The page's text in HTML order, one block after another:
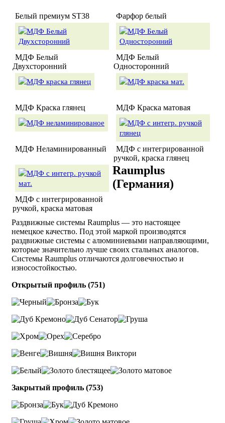
Белый премиум ST38 Фарфор белый
МДФ Белый
Двухсторонний
МДФ Белый
Односторонний
МДФ Краска глянец МДФ Краска матовая
МДФ Неламинированный
МДФ с интегрированной
ручкой, краска глянец
МДФ с интегрированной
ручкой, краска матовая
Raumplus
(Германия)
Раздвижные системы Raumplus — это настоящее
немецкое качество. Под этой маркой производятся
раздвижные системы с алюминиевыми направляющими,
которые значительно лучше своих стальных аналогов.
Системы Raumplus отличаются долговечностью и
износостойкостью.
Открытый профиль (751)
Закрытый профиль (753)